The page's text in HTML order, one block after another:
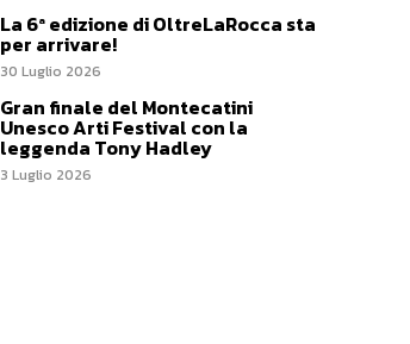
La 6ª edizione di OltreLaRocca sta
per arrivare!
30 Luglio 2026
Gran finale del Montecatini
Unesco Arti Festival con la
leggenda Tony Hadley
3 Luglio 2026